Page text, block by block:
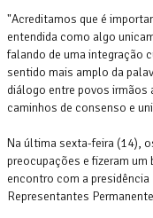
"Acreditamos que é
entendida como algo
falando de uma integração
sentido mais amplo da
diálogo entre povos irmãos
caminhos de consenso e
Na última sexta-feira (14),
preocupações e fizeram
encontro com a
Representantes